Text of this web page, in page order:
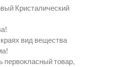
Кристалический
вид вещества
первокласный товар,